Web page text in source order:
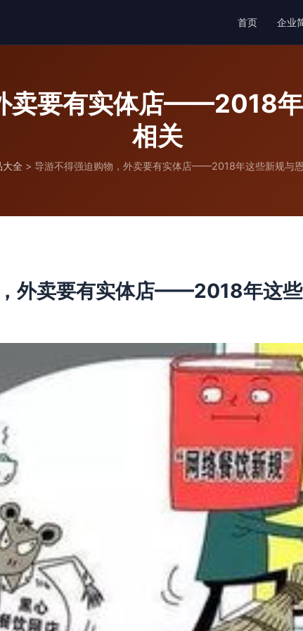
首页 企业
卖要有实体店——2018
相关
大全 > 导游不得强迫购物，外卖要有实体店——2018年这些新规与
外卖要有实体店——2018年这